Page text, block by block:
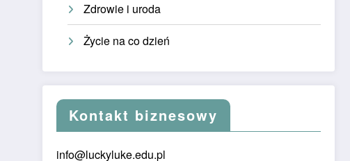
Zdrowie i uroda
Życie na co dzień
Kontakt biznesowy
info@luckyluke.edu.pl